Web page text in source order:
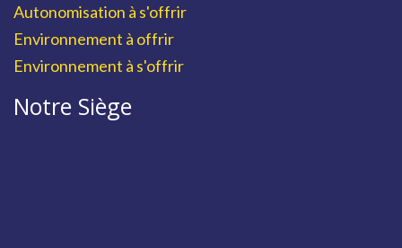
Autonomisation à s'offrir
Environnement à offrir
Environnement à s'offrir
Notre Siège